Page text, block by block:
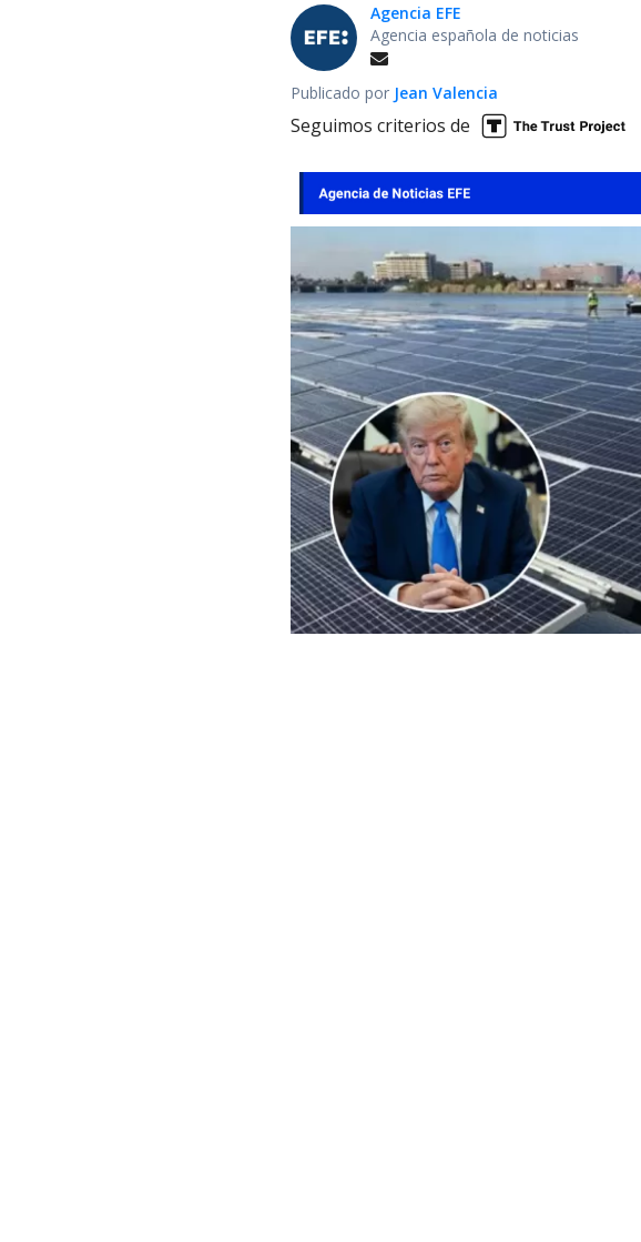
Agencia EFE
Agencia española de noticias
Publicado por Jean Valencia
Seguimos criterios de